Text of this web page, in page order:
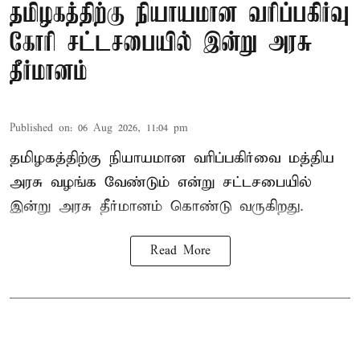
தமிழகத்திற்கு நியாயமான வரிப்பகிர்வு
கோரி சட்டசபையில் இன்று அரசு
தீர்மானம்
Published on: 06 Aug 2026, 11:04 pm
தமிழகத்திற்கு நியாயமான வரிப்பகிர்வை மத்திய
அரசு வழங்க வேண்டும் என்று சட்டசபையில்
இன்று அரசு தீர்மானம் கொண்டு வருகிறது.
Read More